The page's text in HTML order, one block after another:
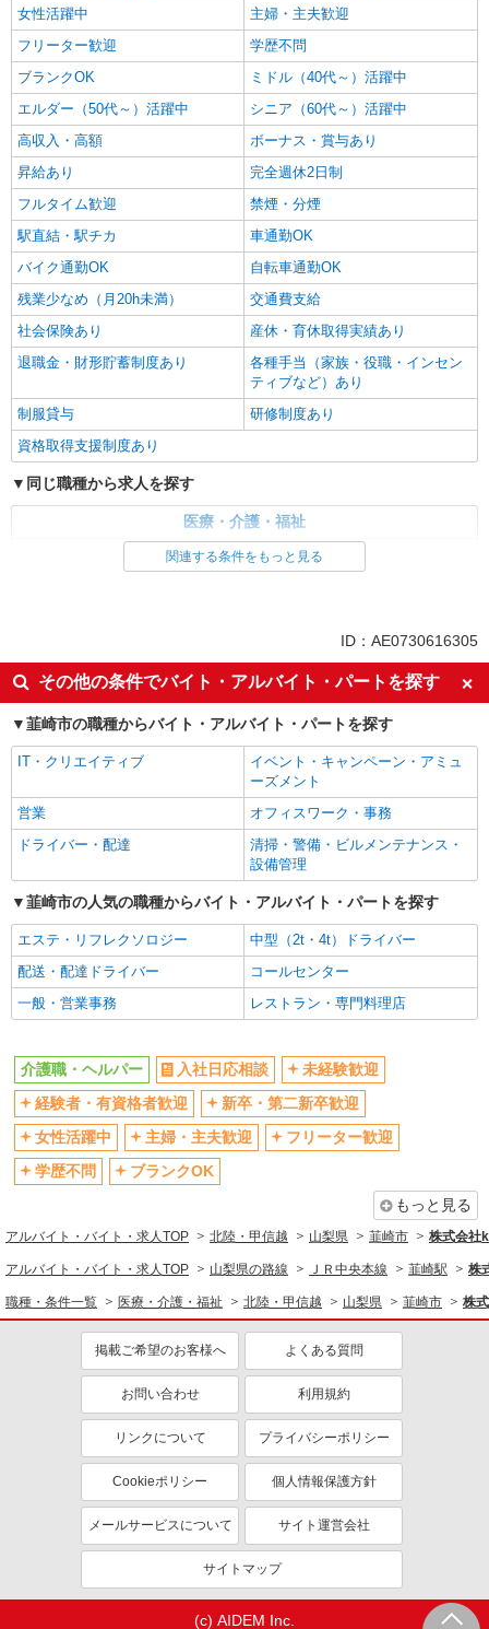
女性活躍中
主婦・主夫歓迎
フリーター歓迎
学歴不問
ブランクOK
ミドル（40代～）活躍中
エルダー（50代～）活躍中
シニア（60代～）活躍中
高収入・高額
ボーナス・賞与あり
昇給あり
完全週休2日制
フルタイム歓迎
禁煙・分煙
駅直結・駅チカ
車通勤OK
バイク通勤OK
自転車通勤OK
残業少なめ（月20h未満）
交通費支給
社会保険あり
産休・育休取得実績あり
退職金・財形貯蓄制度あり
各種手当（家族・役職・インセン
ティブなど）あり
制服貸与
研修制度あり
資格取得支援制度あり
同じ職種から求人を探す
医療・介護・福祉
ボーナス・賞与あり
車通勤OK
交通費支給
社会保険あり
産休・育休取得実績あり
関連する条件をもっと見る
ID：AE0730616305
その他の条件でバイト・アルバイト・パートを探す
韮崎市の職種からバイト・アルバイト・パートを探す
IT・クリエイティブ
イベント・キャンペーン・アミュ
ーズメント
営業
オフィスワーク・事務
ドライバー・配達
清掃・警備・ビルメンテナンス・
設備管理
韮崎市の人気の職種からバイト・アルバイト・パートを探す
エステ・リフレクソロジー
中型（2t・4t）ドライバー
配送・配達ドライバー
コールセンター
一般・営業事務
レストラン・専門料理店
介護職・ヘルパー 入社日応相談
未経験歓迎
経験者・有資格者歓迎
新卒・第二新卒歓迎
女性活躍中
主婦・主夫歓迎
フリーター歓迎
学歴不問
ブランクOK
もっと見る
アルバイト・バイト・求人TOP 北陸・甲信越 山梨県 韮崎市 株式会社
アルバイト・バイト・求人TOP 山梨県の路線 ＪＲ中央本線 韮崎駅 株
職種・条件一覧 医療・介護・福祉 北陸・甲信越 山梨県 韮崎市 株
掲載ご希望のお客様へ よくある質問
お問い合わせ 利用規約
リンクについて プライバシーポリシー
Cookieポリシー 個人情報保護方針
メールサービスについて サイト運営会社
サイトマップ
(c) AIDEM Inc.